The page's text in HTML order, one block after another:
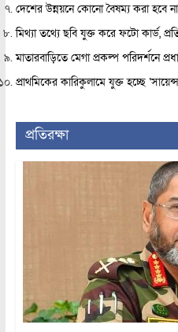
দেশের উন্নয়নে কোনো বৈষম্য করা হবে না:
মিথ্যা তথ্যে ছবি যুক্ত করে ফটো কার্ড,
মাতারবাড়িতে মেগা প্রকল্প পরিদর্শনে
প্রাথমিকের কারিকুলামে যুক্ত হচ্ছে
প্রতিরক্ষা